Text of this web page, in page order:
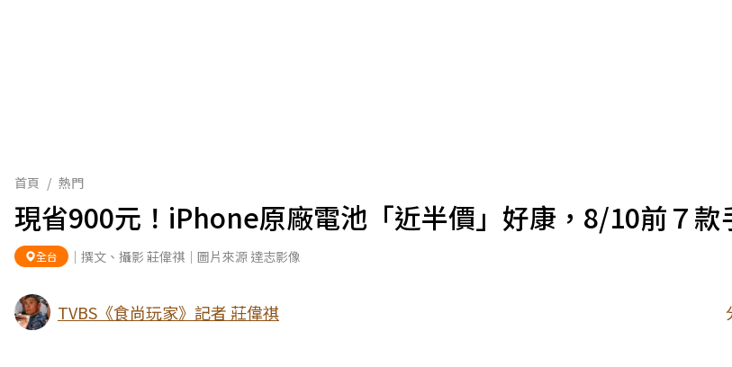
首頁 / 熱門
現省900元！iPhone原廠電池「近半價」好康，8/10前７款
全台 ｜撰文、攝影 莊偉祺｜圖片來源 達志影像
TVBS《食尚玩家》記者 莊偉祺